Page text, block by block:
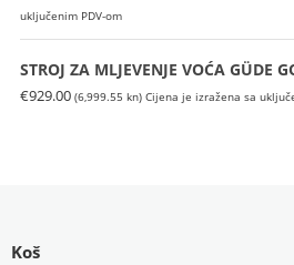
bila
je:
€212.00
je:
uključenim PDV-om
STROJ ZA MLJEVENJE VOĆA GÜDE
€929.00 (6,999.55 kn) Cijena je izražena sa
Koš